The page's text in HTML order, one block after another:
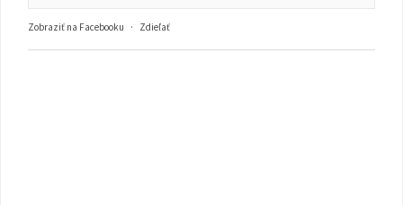
Zobraziť na Facebooku · Zdieľať